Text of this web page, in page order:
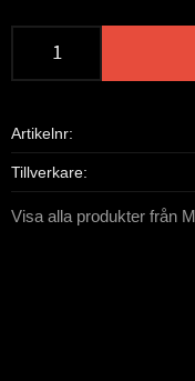
Artikelnr
Tillverkare
Visa alla produkter från